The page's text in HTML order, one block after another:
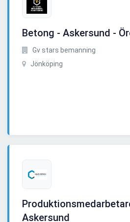
Betong - Askersund -
Gv stars bemanning
Jönköping
Askersund